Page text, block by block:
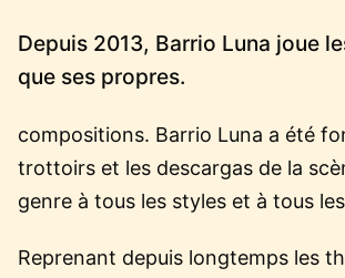
Depuis 2013, Barrio Luna joue
que ses propres.
compositions. Barrio Luna a été
trottoirs et les descargas de la
genre à tous les styles et à tous
Reprenant depuis longtemps les